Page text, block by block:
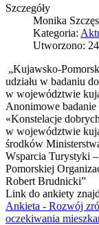
Szczegóły
Monika
Kategoria:
Utworzono:
„Kujawsko-
udziału w badaniu
w województwie
Anonimowe
«Konstelacje
w województwie
środków
Wsparcia Turystyki
Pomorskiej
Robert Brudnicki”
Link do ankiety
Ankieta - Rozwój
oczekiwania